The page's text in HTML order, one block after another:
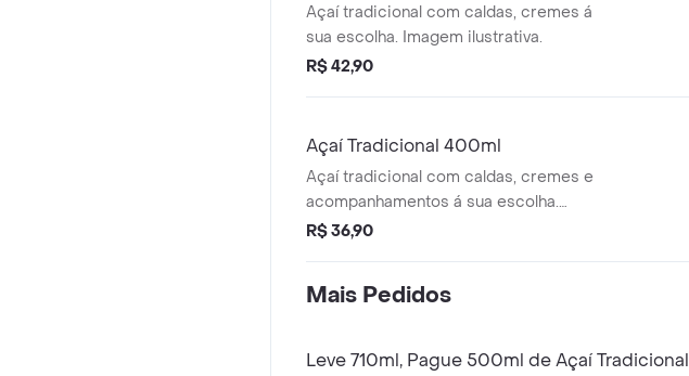
Açaí tradicional com caldas, cremes á
sua escolha. Imagem ilustrativa.
R$ 42,90
Açaí Tradicional 400ml
Açaí tradicional com caldas, cremes e
acompanhamentos á sua escolha.
Imagem ilustrativa.
R$ 36,90
Mais Pedidos
Leve 710ml, Pague 500ml de Açaí Tradicional